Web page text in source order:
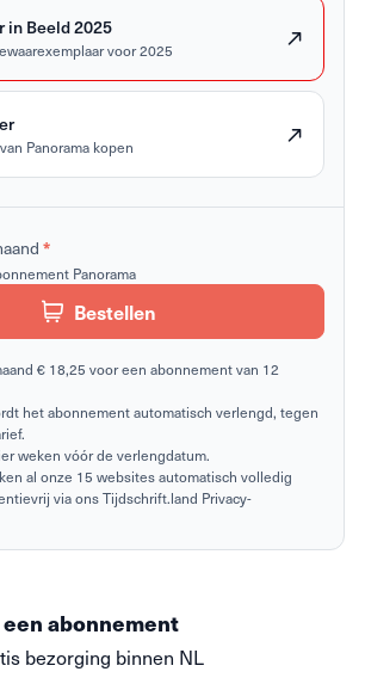
in Beeld 2025
voor 2025
Panorama kopen
*
Panorama
Bestellen
€ 18,25 voor een abonnement van 12
het abonnement automatisch verlengd, tegen
weken vóór de verlengdatum.
al onze 15 websites automatisch volledig
via ons Tijdschrift.land Privacy-
abonnement
bezorging binnen NL